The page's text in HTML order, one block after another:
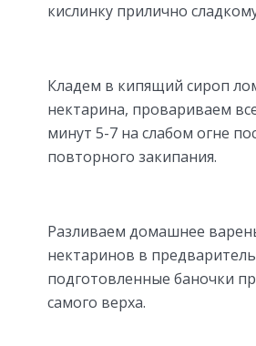
кислинку прилично
Кладем в кипящий сироп
нектарина, провариваем
минут 5-7 на слабом огне
повторного закипания.
Разливаем домашнее
нектаринов в
подготовленные баночки
самого верха.